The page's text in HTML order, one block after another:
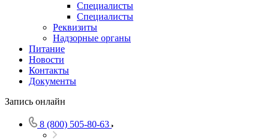
Специалисты
Специалисты
Реквизиты
Надзорные органы
Питание
Новости
Контакты
Документы
Запись онлайн
8 (800) 505-80-63